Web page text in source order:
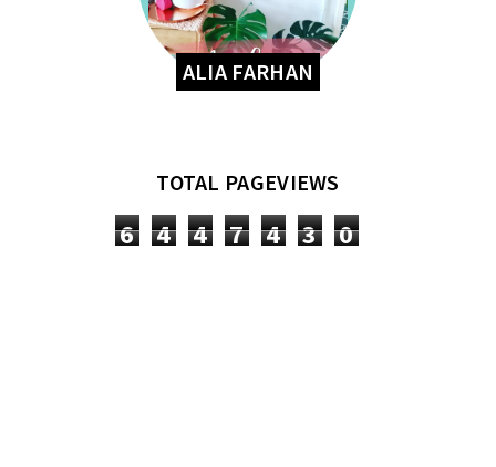
ALIA FARHAN
TOTAL PAGEVIEWS
6 4 4 7 4 3 0